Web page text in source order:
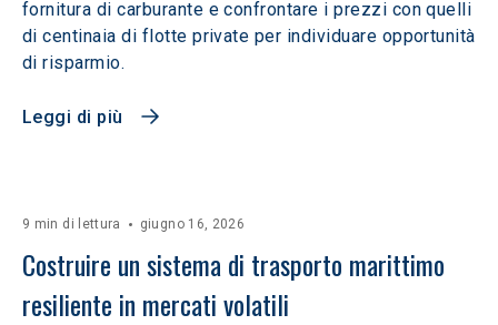
fornitura di carburante e confrontare i prezzi con quelli
di centinaia di flotte private per individuare opportunità
di risparmio.
Leggi di più
9 min di lettura giugno 16, 2026
Costruire un sistema di trasporto marittimo
resiliente in mercati volatili